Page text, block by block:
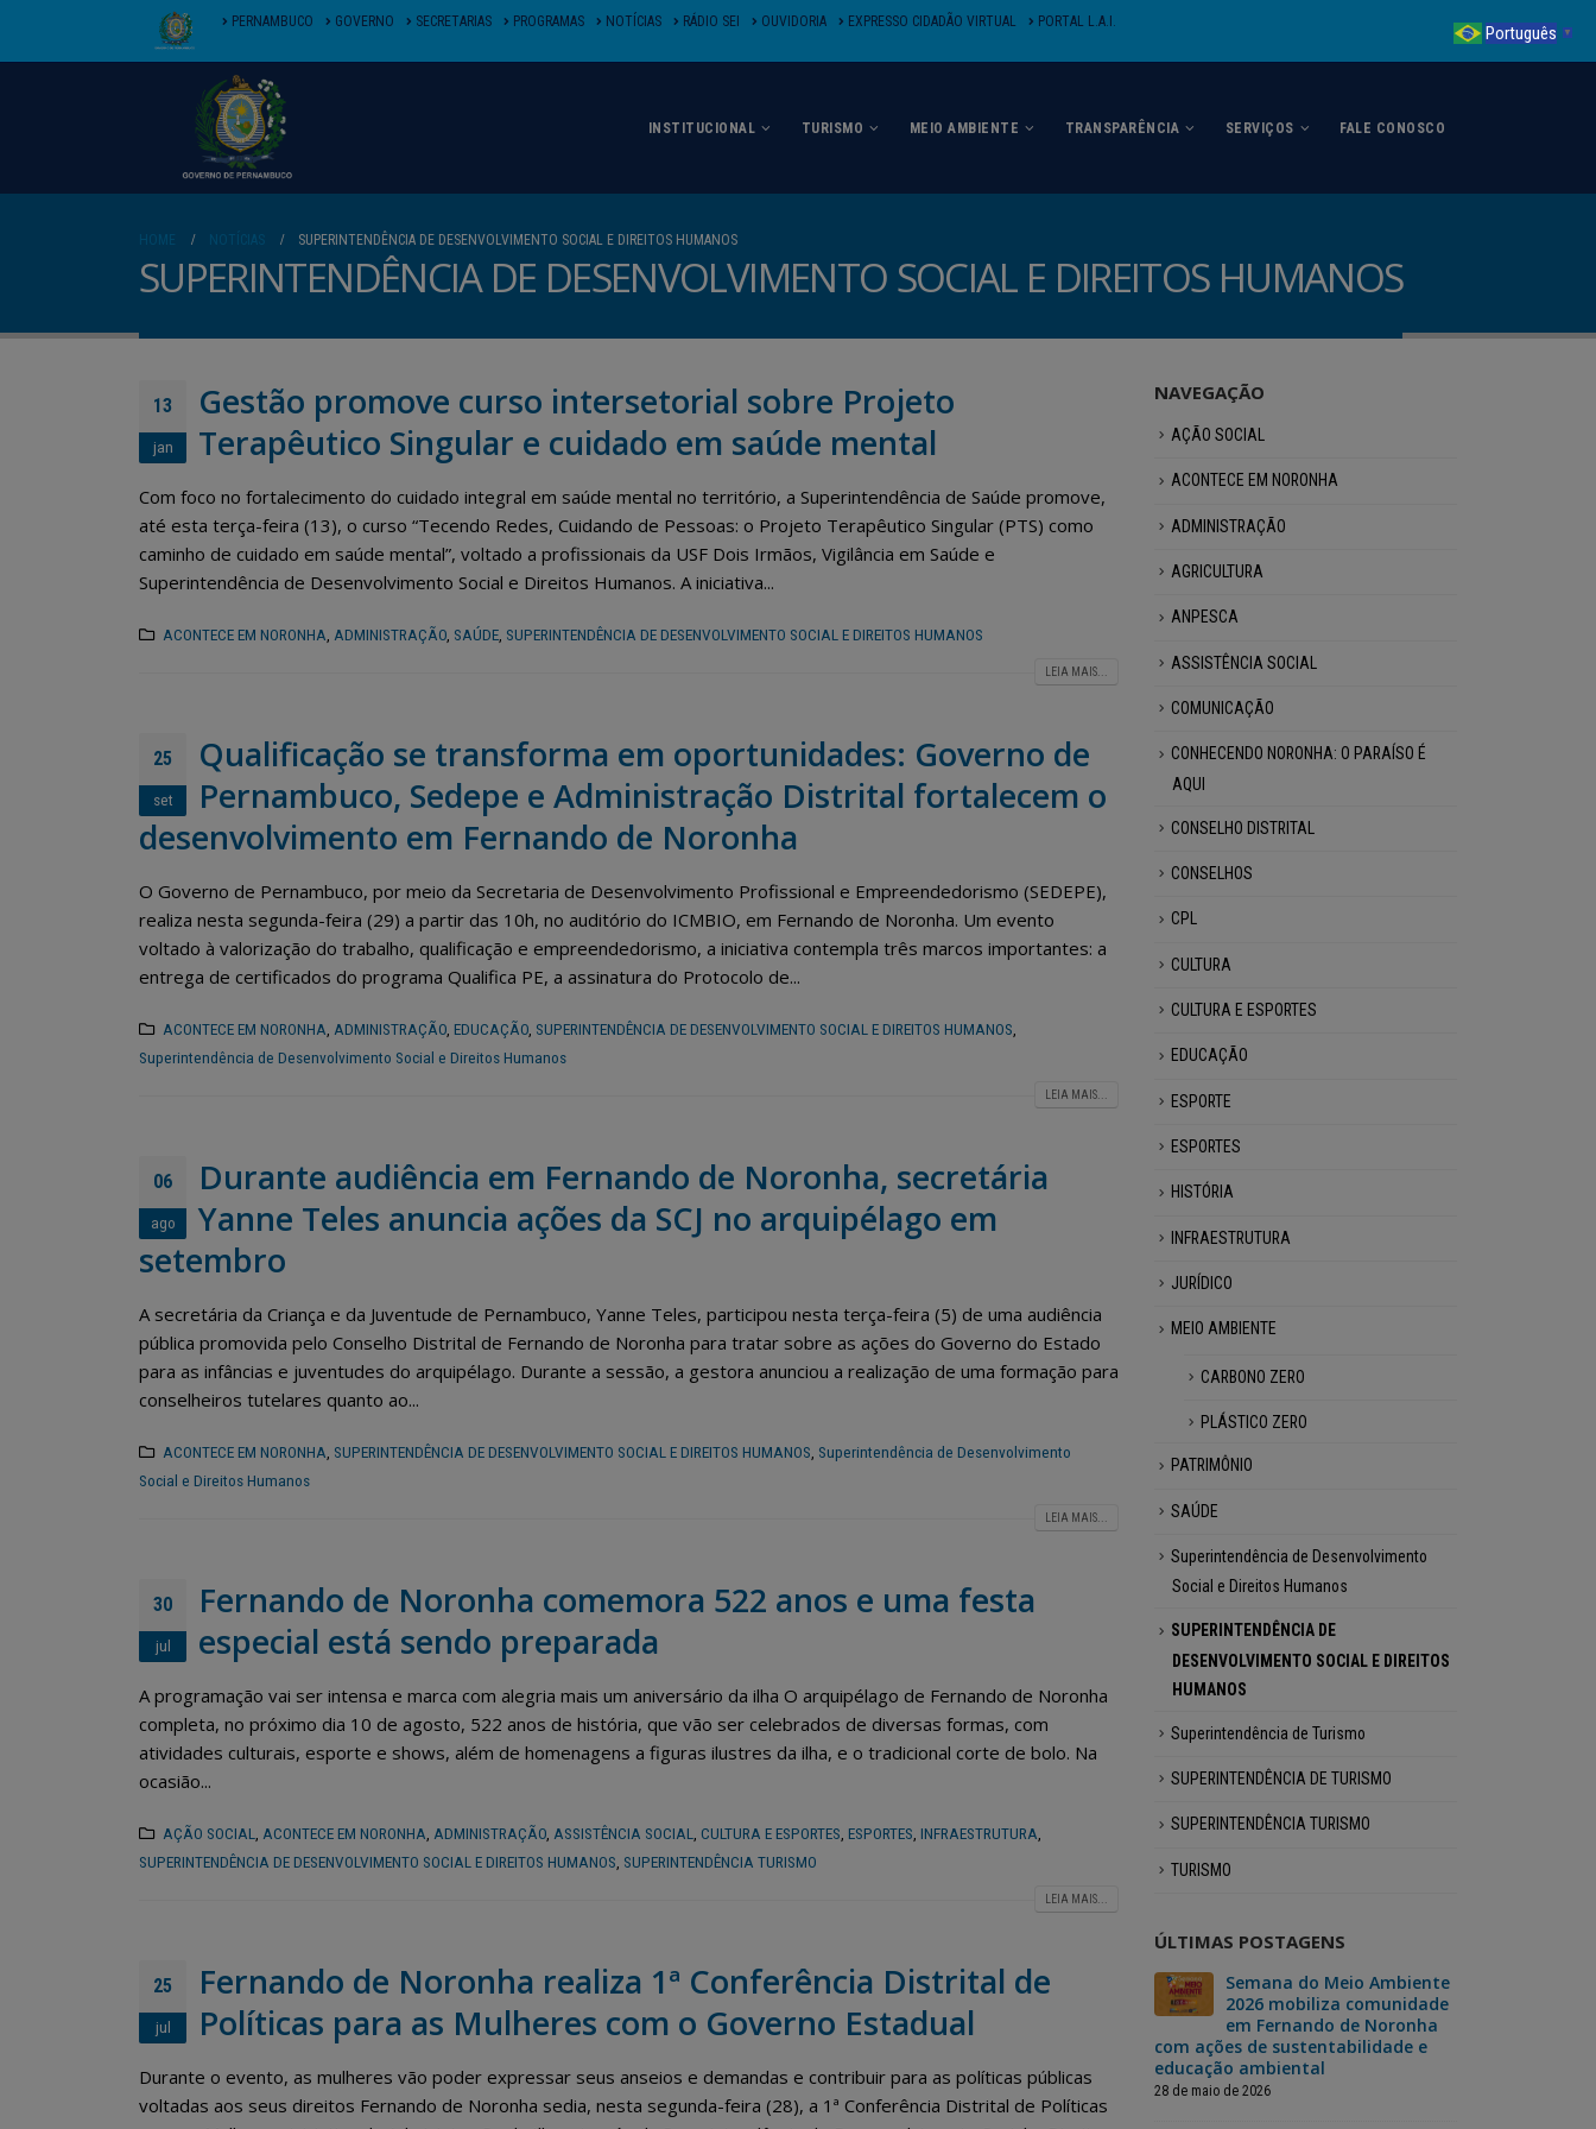
PERNAMBUCO GOVERNO SECRETARIAS PROGRAMAS NOTÍCIAS RÁDIO SEI OUVIDORIA EXPRESSO CIDADÃO VIRTUAL PORTAL L.A.I.
INSTITUCIONAL TURISMO MEIO AMBIENTE TRANSPARÊNCIA SERVIÇOS FALE CONOSCO
HOME NOTÍCIAS SUPERINTENDÊNCIA DE DESENVOLVIMENTO SOCIAL E DIREITOS HUMANOS
SUPERINTENDÊNCIA DE DESENVOLVIMENTO SOCIAL E DIREITOS HUMANOS
13
jan
Gestão promove curso intersetorial sobre Projeto
Terapêutico Singular e cuidado em saúde mental
Com foco no fortalecimento do cuidado integral em saúde mental no território, a Superintendência de Saúde promove,
até esta terça-feira (13), o curso “Tecendo Redes, Cuidando de Pessoas: o Projeto Terapêutico Singular (PTS) como
caminho de cuidado em saúde mental”, voltado a profissionais da USF Dois Irmãos, Vigilância em Saúde e
Superintendência de Desenvolvimento Social e Direitos Humanos. A iniciativa...
ACONTECE EM NORONHA ADMINISTRAÇÃO, SAÚDE, SUPERINTENDÊNCIA DE DESENVOLVIMENTO SOCIAL E DIREITOS HUMANOS
LEIA MAIS...
25
set
Qualificação se transforma em oportunidades: Governo de
Pernambuco, Sedepe e Administração Distrital fortalecem o
desenvolvimento em Fernando de Noronha
O Governo de Pernambuco, por meio da Secretaria de Desenvolvimento Profissional e Empreendedorismo (SEDEPE),
realiza nesta segunda-feira (29) a partir das 10h, no auditório do ICMBIO, em Fernando de Noronha. Um evento
voltado à valorização do trabalho, qualificação e empreendedorismo, a iniciativa contempla três marcos importantes: a
entrega de certificados do programa Qualifica PE, a assinatura do Protocolo de...
ACONTECE EM NORONHA ADMINISTRAÇÃO, EDUCAÇÃO, SUPERINTENDÊNCIA DE DESENVOLVIMENTO SOCIAL E DIREITOS HUMANOS
Superintendência de Desenvolvimento Social e Direitos Humanos
LEIA MAIS...
06
ago
Durante audiência em Fernando de Noronha, secretária
Yanne Teles anuncia ações da SCJ no arquipélago em
setembro
A secretária da Criança e da Juventude de Pernambuco, Yanne Teles, participou nesta terça-feira (5) de uma audiência
pública promovida pelo Conselho Distrital de Fernando de Noronha para tratar sobre as ações do Governo do Estado
para as infâncias e juventudes do arquipélago. Durante a sessão, a gestora anunciou a realização de uma formação para
conselheiros tutelares quanto ao...
ACONTECE EM NORONHA SUPERINTENDÊNCIA DE DESENVOLVIMENTO SOCIAL E DIREITOS HUMANOS Superintendência de Desenvolvimento
Social e Direitos Humanos
LEIA MAIS...
30
jul
Fernando de Noronha comemora 522 anos e uma festa
especial está sendo preparada
A programação vai ser intensa e marca com alegria mais um aniversário da ilha O arquipélago de Fernando de Noronha
completa, no próximo dia 10 de agosto, 522 anos de história, que vão ser celebrados de diversas formas, com
atividades culturais, esporte e shows, além de homenagens a figuras ilustres da ilha, e o tradicional corte de bolo. Na
ocasião...
AÇÃO SOCIAL ACONTECE EM NORONHA ADMINISTRAÇÃO, ASSISTÊNCIA SOCIAL CULTURA E ESPORTES ESPORTES INFRAESTRUTURA
SUPERINTENDÊNCIA DE DESENVOLVIMENTO SOCIAL E DIREITOS HUMANOS SUPERINTENDÊNCIA TURISMO
LEIA MAIS...
25
jul
Fernando de Noronha realiza 1ª Conferência Distrital de
Políticas para as Mulheres com o Governo Estadual
Durante o evento, as mulheres vão poder expressar seus anseios e demandas e contribuir para as políticas públicas
voltadas aos seus direitos Fernando de Noronha sedia, nesta segunda-feira (28), a 1ª Conferência Distrital de Políticas
NAVEGAÇÃO
AÇÃO SOCIAL
ACONTECE EM NORONHA
ADMINISTRAÇÃO
AGRICULTURA
ANPESCA
ASSISTÊNCIA SOCIAL
COMUNICAÇÃO
CONHECENDO NORONHA: O PARAÍSO É
AQUI
CONSELHO DISTRITAL
CONSELHOS
CPL
CULTURA
CULTURA E ESPORTES
EDUCAÇÃO
ESPORTE
ESPORTES
HISTÓRIA
INFRAESTRUTURA
JURÍDICO
MEIO AMBIENTE
CARBONO ZERO
PLÁSTICO ZERO
PATRIMÔNIO
SAÚDE
Superintendência de Desenvolvimento
Social e Direitos Humanos
SUPERINTENDÊNCIA DE
DESENVOLVIMENTO SOCIAL E DIREITOS
HUMANOS
Superintendência de Turismo
SUPERINTENDÊNCIA DE TURISMO
SUPERINTENDÊNCIA TURISMO
TURISMO
ÚLTIMAS POSTAGENS
Fernando de Noronha vai
“Noronha na Palma da
Mão”, um sistema digital moderno
para o recadastramento dos
moradores
3 de julho de 2026
Semana do Meio Ambiente
em Fernando de Noronha
28 de maio de 2026
Fernando de Noronha vai
“Noronha na Palma da
para o recadastramento dos
moradores
3 de julho de 2026
Semana do Meio Ambiente
2026 mobiliza comunidade
em Fernando de Noronha
com ações de sustentabilidade e
educação ambiental
28 de maio de 2026
Português ▼